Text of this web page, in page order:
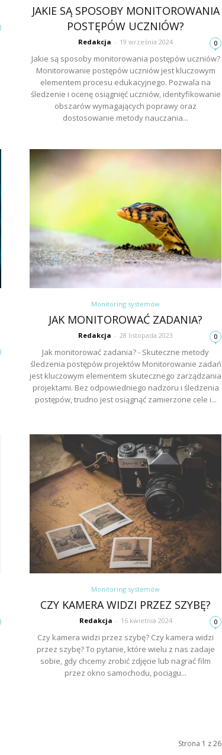
JAKIE SĄ SPOSOBY MONITOROWANIA
POSTĘPÓW UCZNIÓW?
Redakcja - 19 września 2024 0
Jakie są sposoby monitorowania postępów uczniów?
Monitorowanie postępów uczniów jest kluczowym
elementem procesu edukacyjnego. Pozwala na
śledzenie i ocenę osiągnięć uczniów, identyfikowanie
obszarów wymagających poprawy oraz
dostosowanie metody nauczania...
Monitoring systemów
JAK MONITOROWAĆ ZADANIA?
Redakcja - 28 listopada 2023 0
Jak monitorować zadania? - Skuteczne metody
śledzenia postępów projektów Monitorowanie zadań
jest kluczowym elementem skutecznego zarządzania
projektami. Bez odpowiedniego nadzoru i śledzenia
postępów, trudno jest osiągnąć zamierzone cele i...
Monitoring systemów
CZY KAMERA WIDZI PRZEZ SZYBĘ?
Redakcja - 16 kwietnia 2024 0
Czy kamera widzi przez szybę? Czy kamera widzi
przez szybę? To pytanie, które wielu z nas zadaje
sobie, gdy chcemy zrobić zdjęcie lub nagrać film
przez okno samochodu, pociągu...
Strona 1 z 26